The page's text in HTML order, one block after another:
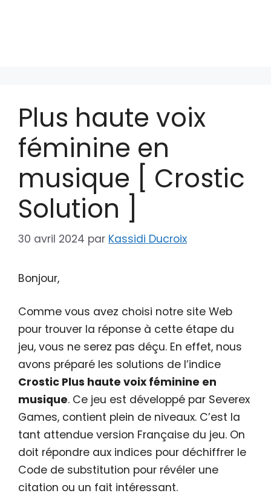
Plus haute voix
féminine en
musique [ Crostic
Solution ]
30 avril 2024 par Kassidi Ducroix
Bonjour,
Comme vous avez choisi notre site Web
pour trouver la réponse à cette étape du
jeu, vous ne serez pas déçu. En effet, nous
avons préparé les solutions de l’indice
Crostic Plus haute voix féminine en
musique. Ce jeu est développé par Severex
Games, contient plein de niveaux. C’est la
tant attendue version Française du jeu. On
doit répondre aux indices pour déchiffrer le
Code de substitution pour révéler une
citation ou un fait intéressant.